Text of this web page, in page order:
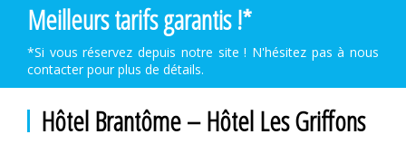
Meilleurs tarifs garantis !*
*Si vous réservez depuis notre site ! N'hésitez pas à nous
contacter pour plus de détails.
Hôtel Brantôme – Hôtel Les Griffons